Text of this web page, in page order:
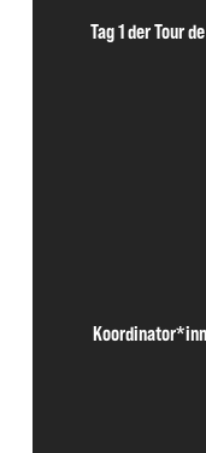
Tag 1 der Tour